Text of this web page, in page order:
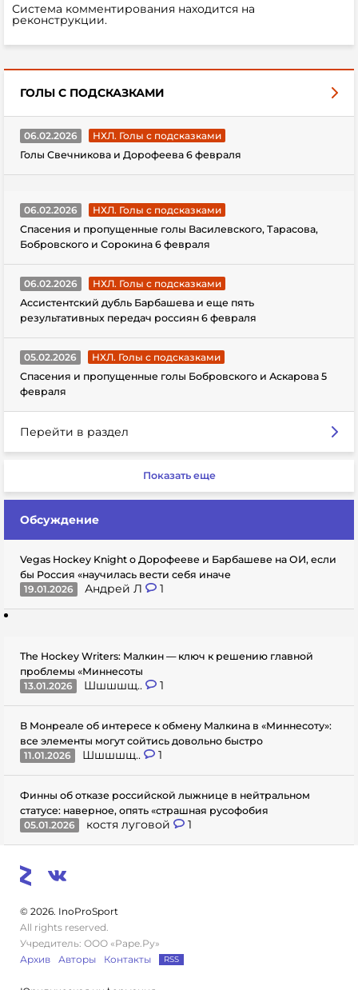
Система комментирования находится на
реконструкции.
ГОЛЫ С ПОДСКАЗКАМИ
06.02.2026
НХЛ. Голы с подсказками
Голы Свечникова и Дорофеева 6 февраля
06.02.2026
НХЛ. Голы с подсказками
Спасения и пропущенные голы Василевского, Тарасова,
Бобровского и Сорокина 6 февраля
06.02.2026
НХЛ. Голы с подсказками
Ассистентский дубль Барбашева и еще пять
результативных передач россиян 6 февраля
05.02.2026
НХЛ. Голы с подсказками
Спасения и пропущенные голы Бобровского и Аскарова 5
февраля
Перейти в раздел
Показать еще
Обсуждение
Vegas Hockey Knight о Дорофееве и Барбашеве на ОИ, если
бы Россия «научилась вести себя иначе
19.01.2026
Андрей Л 1
The Hockey Writers: Малкин — ключ к решению главной
проблемы «Миннесоты
13.01.2026
Шшшшщ.. 1
В Монреале об интересе к обмену Малкина в «Миннесоту»:
все элементы могут сойтись довольно быстро
11.01.2026
Шшшшщ.. 1
Финны об отказе российской лыжнице в нейтральном
статусе: наверное, опять «страшная русофобия
05.01.2026
костя луговой 1
© 2026. InoProSport
All rights reserved.
Учредитель: ООО «Раре.Ру»
Архив
Авторы Контакты RSS